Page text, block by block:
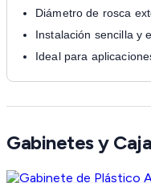
Diámetro de rosca
Instalación sencilla y
Ideal para
Gabinetes y